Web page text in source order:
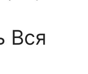
Вся